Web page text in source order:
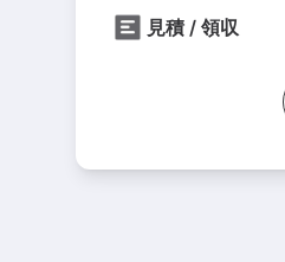
見積 / 領収